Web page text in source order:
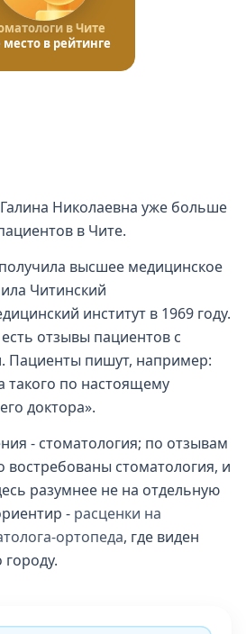
в Чите
место в рейтинге
Николаевна уже больше
в Чите.
высшее медицинское
Читинский
институт в 1969 году.
отзывы пациентов с
Пациенты пишут, например:
такого по настоящему
доктора».
- стоматология; по отзывам
востребованы стоматология, и
разумнее не на отдельную
- расценки на
ортопеда, где виден